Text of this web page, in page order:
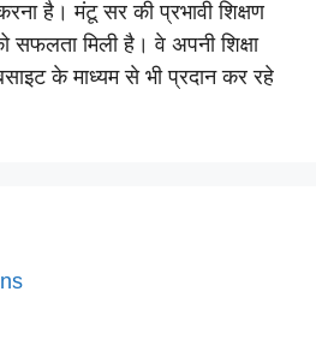
करना है। मंटू सर की प्रभावी शिक्षण
सफलता मिली है। वे अपनी शिक्षा
के माध्यम से भी प्रदान कर रहे